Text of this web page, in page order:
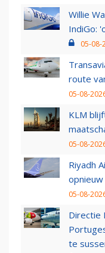
Willie
IndiGo:
05-08-
route
05-08-
KLM
05-08-
Riyadh
05-08-
Directie
te